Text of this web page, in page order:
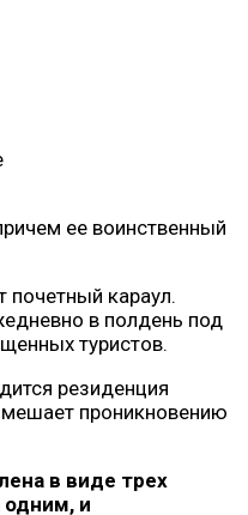
ее воинственный
почетный караул.
в полдень под
туристов.
резиденция
проникновению
в виде трех
и